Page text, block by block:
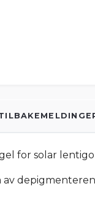
for solar